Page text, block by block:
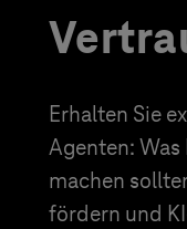
Erhalten Sie
Agenten:
machen
fördern und